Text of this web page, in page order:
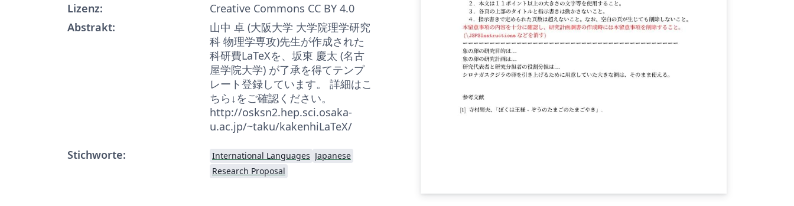
Lizenz:
Creative Commons CC BY 4.0
Abstrakt:
山中 卓 (大阪大学 大学院理学研究
科 物理学専攻)先生が作成された
科研費LaTeXを、坂東 慶太 (名古
屋学院大学) が了承を得てテンプ
レート登録しています。 詳細はこ
ちら↓をご確認ください。
http://osksn2.hep.sci.osaka-
u.ac.jp/~taku/kakenhiLaTeX/
Stichworte:
International Languages Japanese
Research Proposal